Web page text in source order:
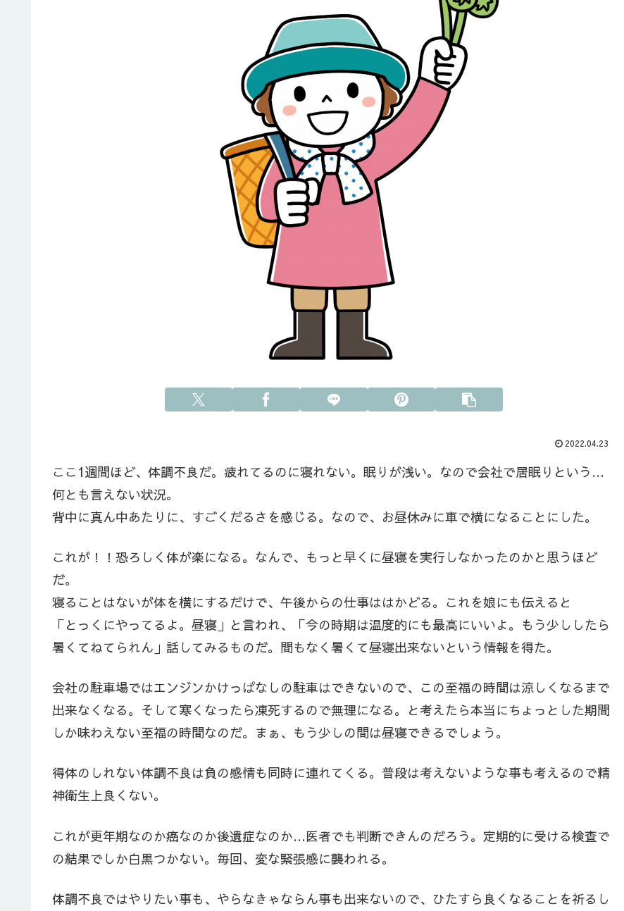
2022.04.23
ここ1週間ほど、体調不良だ。疲れてるのに寝れない。眠りが浅い。なので会社で居眠りという…
何とも言えない状況。
背中に真ん中あたりに、すごくだるさを感じる。なので、お昼休みに車で横になることにした。
これが！！恐ろしく体が楽になる。なんで、もっと早くに昼寝を実行しなかったのかと思うほど
だ。
寝ることはないが体を横にするだけで、午後からの仕事ははかどる。これを娘にも伝えると
「とっくにやってるよ。昼寝」と言われ、「今の時期は温度的にも最高にいいよ。もう少ししたら
暑くてねてられん」話してみるものだ。間もなく暑くて昼寝出来ないという情報を得た。
会社の駐車場ではエンジンかけっぱなしの駐車はできないので、この至福の時間は涼しくなるまで
出来なくなる。そして寒くなったら凍死するので無理になる。と考えたら本当にちょっとした期間
しか味わえない至福の時間なのだ。まぁ、もう少しの間は昼寝できるでしょう。
得体のしれない体調不良は負の感情も同時に連れてくる。普段は考えないような事も考えるので精
神衛生上良くない。
これが更年期なのか癌なのか後遺症なのか…医者でも判断できんのだろう。定期的に受ける検査で
の結果でしか白黒つかない。毎回、変な緊張感に襲われる。
体調不良ではやりたい事も、やらなきゃならん事も出来ないので、ひたすら良くなることを祈るし